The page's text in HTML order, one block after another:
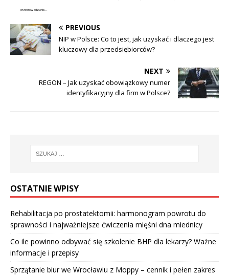
przeprowadzanie...
PREVIOUS
NIP w Polsce: Co to jest, jak uzyskać i dlaczego jest
kluczowy dla przedsiębiorców?
NEXT
REGON – Jak uzyskać obowiązkowy numer
identyfikacyjny dla firm w Polsce?
OSTATNIE WPISY
Rehabilitacja po prostatektomii: harmonogram powrotu do
sprawności i najważniejsze ćwiczenia mięśni dna miednicy
Co ile powinno odbywać się szkolenie BHP dla lekarzy? Ważne
informacje i przepisy
Sprzątanie biur we Wrocławiu z Moppy – cennik i pełen zakres